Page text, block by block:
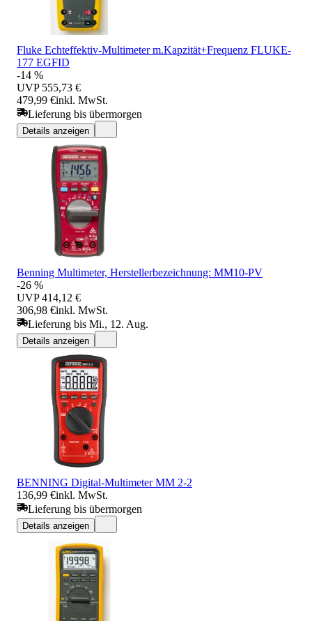
Fluke Echteffektiv-Multimeter m.Kapzität+Frequenz FLUKE-
177 EGFID
-14 %
UVP 555,73 €
479,99 €inkl. MwSt.
Lieferung bis übermorgen
Details anzeigen
Benning Multimeter, Herstellerbezeichnung: MM10-PV
-26 %
UVP 414,12 €
306,98 €inkl. MwSt.
Lieferung bis Mi., 12. Aug.
Details anzeigen
BENNING Digital-Multimeter MM 2-2
136,99 €inkl. MwSt.
Lieferung bis übermorgen
Details anzeigen